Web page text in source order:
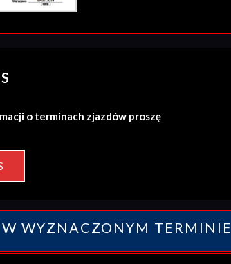
o terminach zjazdów proszę
WYZNACZONYM TERMINIE